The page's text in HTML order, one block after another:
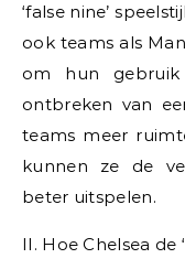
‘false nine’
ook teams als
om hun
ontbreken van
teams meer
kunnen ze de
beter uitspelen.
II. Hoe Chelsea de